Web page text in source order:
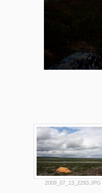
2009_07_13_2293.JPG